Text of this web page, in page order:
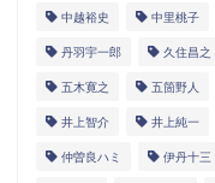
中越裕史 中里桃子
丹羽宇一郎 久住昌之
五木寛之 五箇野人
井上智介 井上純一
仲曽良ハミ 伊丹十三